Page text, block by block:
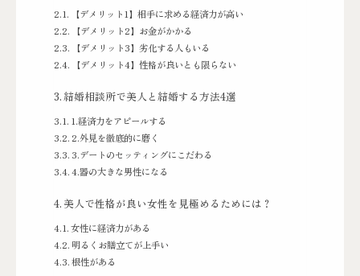
【デメリット1】相手に求める経済力が高い
【デメリット2】お金がかかる
【デメリット3】劣化する人もいる
【デメリット4】性格が良いとも限らない
結婚相談所で美人と結婚する方法4選
1.経済力をアピールする
2.外見を徹底的に磨く
3.デートのセッティングにこだわる
4.器の大きな男性になる
美人で性格が良い女性を見極めるためには？
女性に経済力がある
明るくお膳立てが上手い
根性がある